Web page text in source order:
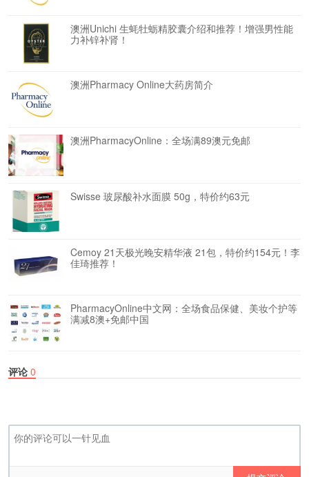
澳洲Unichi 生蚝牡蛎精胶囊介绍和推荐！增强男性能
力补锌补肾！
澳洲Pharmacy Online大药房简介
澳洲PharmacyOnline：全场满89澳元免邮
Swisse 玻尿酸补水面膜 50g，特价约63元
Cemoy 21天极光晚安精华液 21包，特价约154元！李
佳琦推荐！
PharmacyOnline中文网：全场食品保健、美妆个护等
满减8澳+免邮中国
评论 0